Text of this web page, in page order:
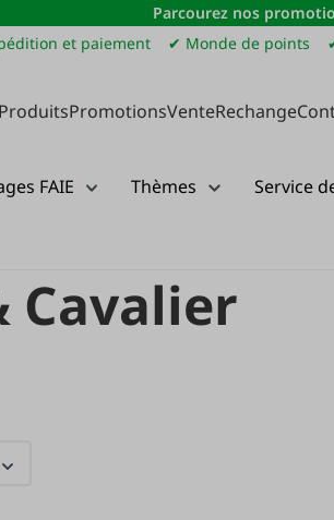
Parcourez nos
et paiement
✔ Monde de points
ProduitsPromotionsVenteRechange
FAIE Thèmes Service
Cavalier